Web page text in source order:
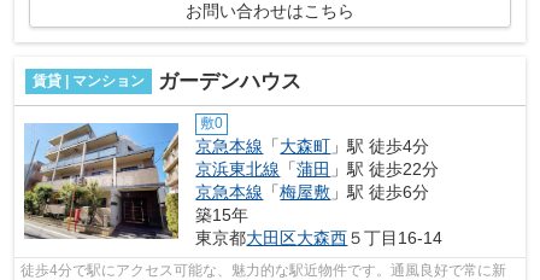
お問い合わせはこちら
賃貸 | マンション ガーデンハウス
敷0
京急本線 「大森町 」駅 徒歩4分
京浜東北線 「蒲田 」駅 徒歩22分
京急本線 「梅屋敷 」駅 徒歩6分
築15年
東京都大田区大森西５丁目16-14
徒歩4分で駅にアクセス可能な、魅力的な駅近物件です。通風良好で常に新